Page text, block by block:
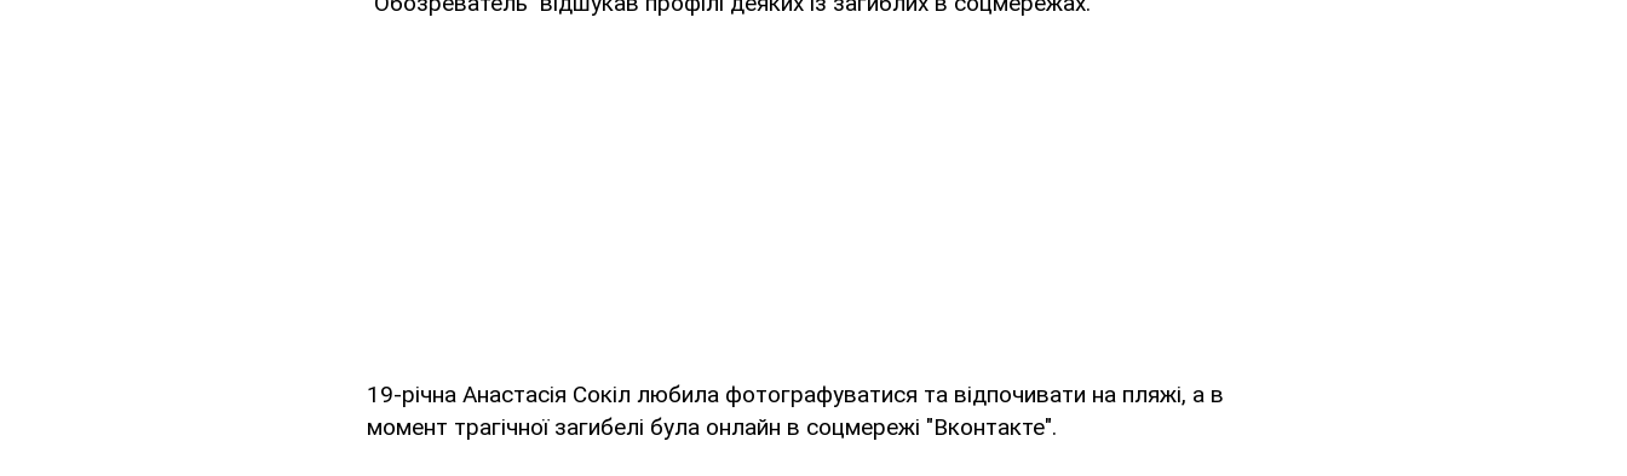
19-річна Анастасія Сокіл любила фотографуватися та відпочивати на пляжі, а в
момент трагічної загибелі була онлайн в соцмережі "Вконтакте".